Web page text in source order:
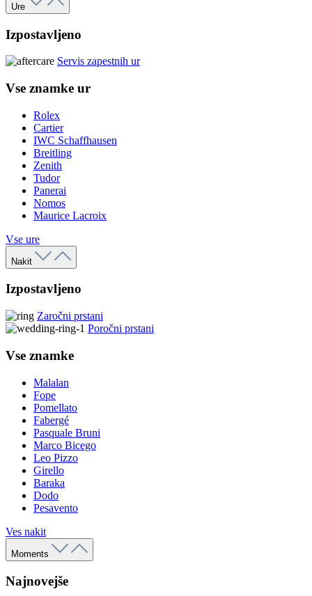
Ure
Izpostavljeno
Servis zapestnih ur
Vse znamke ur
Rolex
Cartier
IWC Schaffhausen
Breitling
Zenith
Tudor
Panerai
Nomos
Maurice Lacroix
Vse ure
Nakit
Izpostavljeno
Zaročni prstani
Poročni prstani
Vse znamke
Malalan
Fope
Pomellato
Fabergé
Pasquale Bruni
Marco Bicego
Leo Pizzo
Girello
Baraka
Dodo
Pesavento
Ves nakit
Moments
Najnovejše